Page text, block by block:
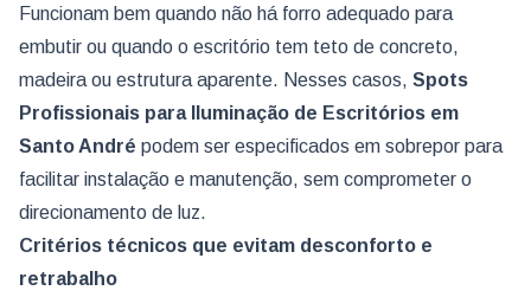
Funcionam bem quando não há forro adequado para
embutir ou quando o escritório tem teto de concreto,
madeira ou estrutura aparente. Nesses casos, Spots
Profissionais para Iluminação de Escritórios em
Santo André podem ser especificados em sobrepor para
facilitar instalação e manutenção, sem comprometer o
direcionamento de luz.
Critérios técnicos que evitam desconforto e
retrabalho